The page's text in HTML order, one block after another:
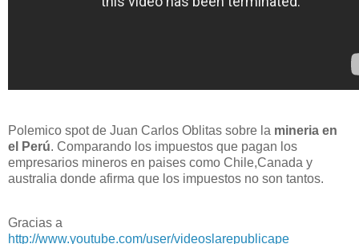
Polemico spot de Juan Carlos Oblitas sobre la mineria en
el Perú. Comparando los impuestos que pagan los
empresarios mineros en paises como Chile,Canada y
australia donde afirma que los impuestos no son tantos.
Gracias a
http://www.youtube.com/user/videoslarepublicape